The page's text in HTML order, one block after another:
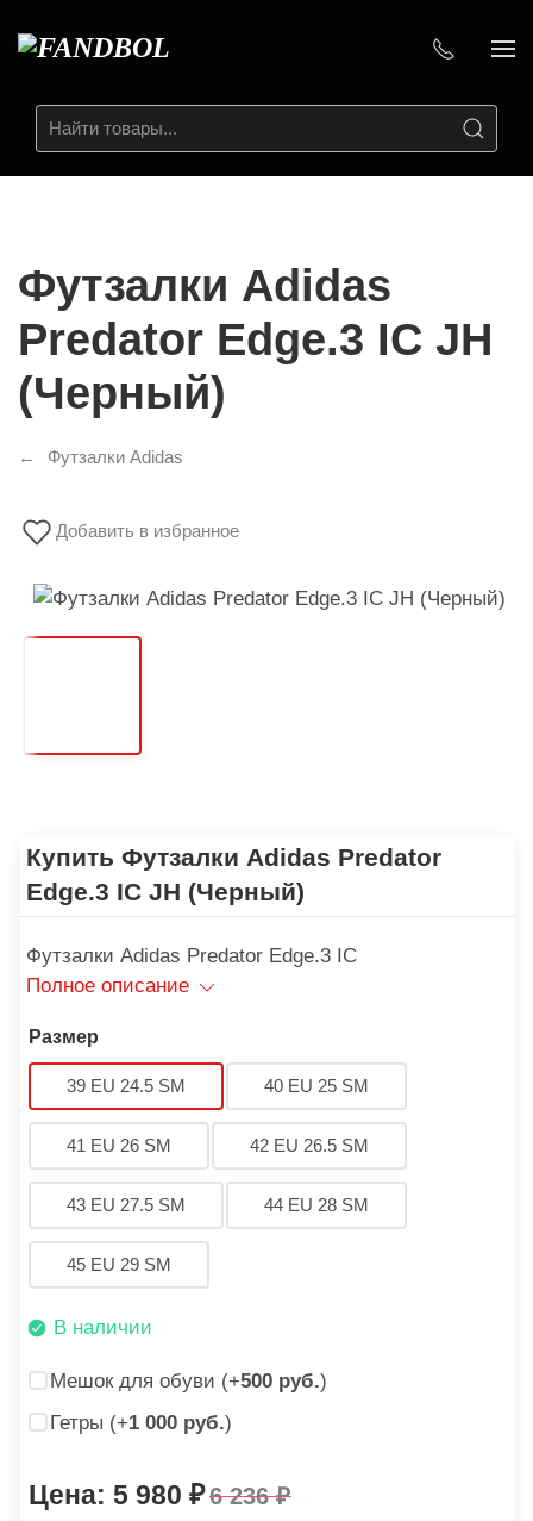
Футзалки Adidas
Predator Edge.3 IC JH
(Черный)
Футзалки Adidas
Добавить в избранное
Купить Футзалки Adidas Predator
Edge.3 IC JH (Черный)
Футзалки Adidas Predator Edge.3 IC
Полное описание
Размер
39 EU 24.5 SM 40 EU 25 SM
41 EU 26 SM 42 EU 26.5 SM
43 EU 27.5 SM 44 EU 28 SM
45 EU 29 SM
В наличии
Мешок для обуви (+500 руб.)
Гетры (+1 000 руб.)
5 980 6 236